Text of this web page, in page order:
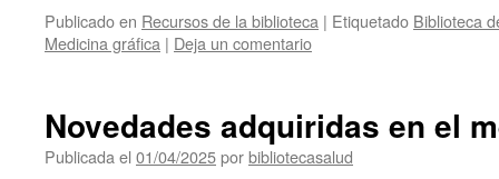
Publicado en Recursos de la biblioteca | Etiquetado Biblioteca
Medicina gráfica | Deja un comentario
Novedades adquiridas en el
Publicada el 01/04/2025porbibliotecasalud